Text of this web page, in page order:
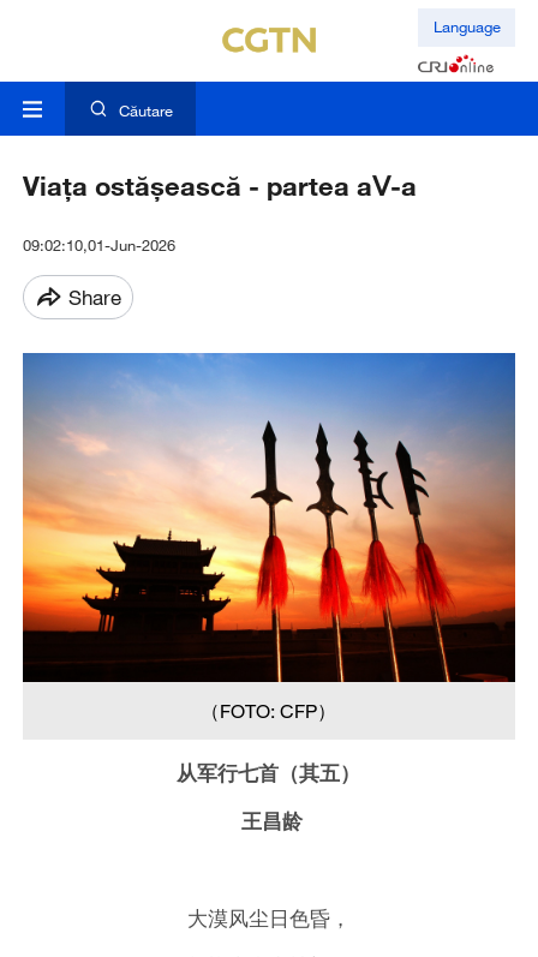
Language
Căutare
Viaţa ostăşească - partea aⅤ-a
09:02:10,01-Jun-2026
Share
（FOTO: CFP）
从军行七首（其五）
王昌龄
大漠风尘日色昏，